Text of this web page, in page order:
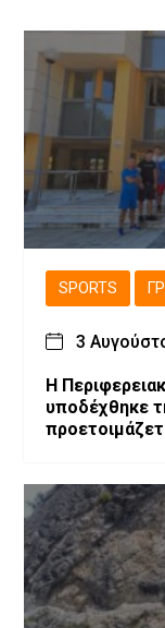
SPORTS
3
Η
υποδέχθηκε